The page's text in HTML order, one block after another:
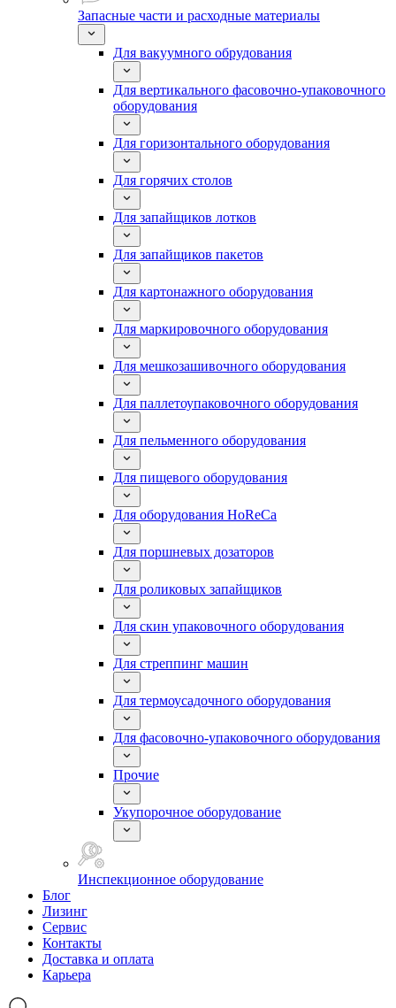
Запасные части и расходные материалы
Для вакуумного обрудования
Для вертикального фасовочно-упаковочного
оборудования
Для горизонтального оборудования
Для горячих столов
Для запайщиков лотков
Для запайщиков пакетов
Для картонажного оборудования
Для маркировочного оборудования
Для мешкозашивочного оборудования
Для паллетоупаковочного оборудования
Для пельменного оборудования
Для пищевого оборудования
Для оборудования HoReCa
Для поршневых дозаторов
Для роликовых запайщиков
Для скин упаковочного оборудования
Для стреппинг машин
Для термоусадочного оборудования
Для фасовочно-упаковочного оборудования
Прочие
Укупорочное оборудование
Инспекционное оборудование
Блог
Лизинг
Сервис
Контакты
Доставка и оплата
Карьера